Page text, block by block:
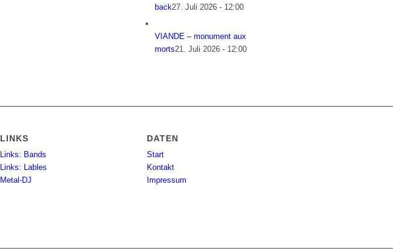
back27. Juli 2026 - 12:00
VIANDE – monument aux
morts21. Juli 2026 - 12:00
LINKS
Links: Bands
Links: Lables
Metal-DJ
DATEN
Start
Kontakt
Impressum